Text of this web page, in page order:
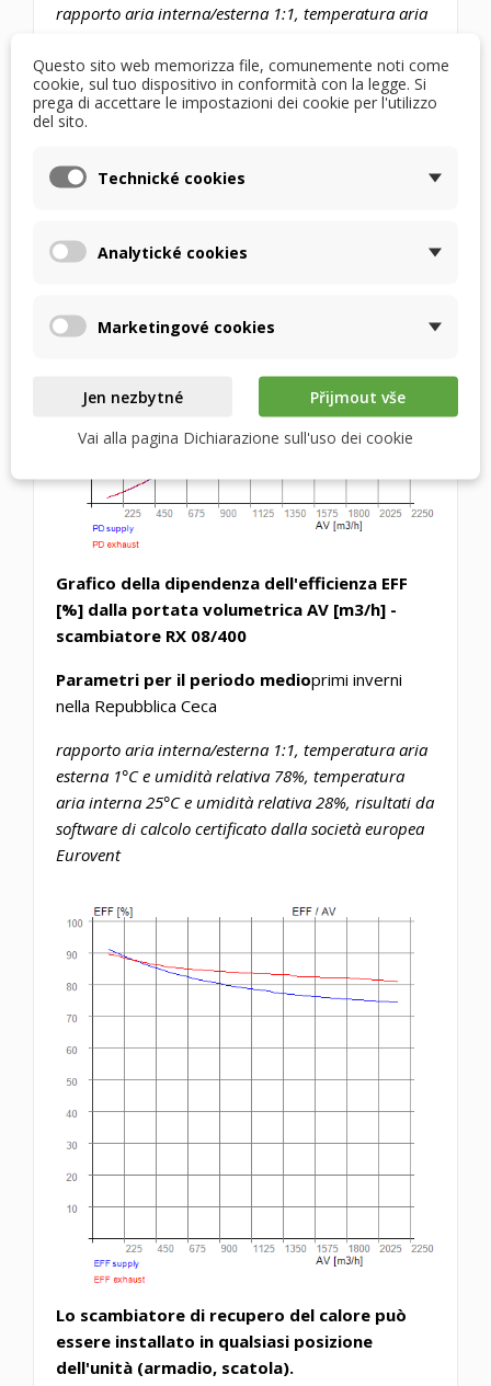
rapporto aria interna/esterna 1:1, temperatura aria
aria interna 25°C e umidità relativa 28%, risultati da
software di calcolo certificato dalla società europea
Eurovent
Grafico della dipendenza dell'efficienza EFF
[%] dalla portata volumetrica AV [m3/h] -
scambiatore RX 08/400
Parametri per il periodo medioprimi inverni
nella Repubblica Ceca
rapporto aria interna/esterna 1:1, temperatura aria
esterna 1°C e umidità relativa 78%, temperatura
aria interna 25°C e umidità relativa 28%, risultati da
software di calcolo certificato dalla società europea
Eurovent
Lo scambiatore di recupero del calore può
essere installato in qualsiasi posizione
dell'unità (armadio, scatola).
Questo sito web memorizza file, comunemente noti come
cookie, sul tuo dispositivo in conformità con la legge. Si
prega di accettare le impostazioni dei cookie per l'utilizzo
del sito.
Technické cookies
Analytické cookies
Marketingové cookies
Jen nezbytné
Přijmout vše
Vai alla pagina Dichiarazione sull'uso dei cookie